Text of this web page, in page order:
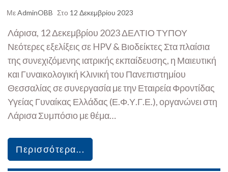
ΜεAdminOBB Στο 12 Δεκεμβρίου 2023
Λάρισα, 12 Δεκεμβρίου 2023 ΔΕΛΤΙΟ ΤΥΠΟΥ
Νεότερες εξελίξεις σε HPV & Βιοδείκτες Στα πλαίσια
της συνεχιζόμενης ιατρικής εκπαίδευσης, η Μαιευτική
και Γυναικολογική Κλινική του Πανεπιστημίου
Θεσσαλίας σε συνεργασία με την Εταιρεία Φροντίδας
Υγείας Γυναίκας Ελλάδας (Ε.Φ.Υ.Γ.Ε.), οργανώνει στη
Λάρισα Συμπόσιο με θέμα…
Περισσότερα...